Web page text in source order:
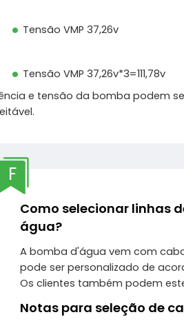
Tensão VMP 37,26v
Tensão VMP 37,26v*3=111,78v
e tensão da bomba podem
F
Como selecionar linhas
água?
A bomba d'água vem com
pode ser personalizado de
Os clientes também podem
Notas para seleção de